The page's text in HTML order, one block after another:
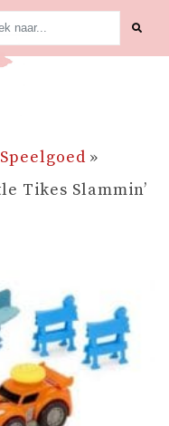
Speelgoed »
Tikes Slammin’